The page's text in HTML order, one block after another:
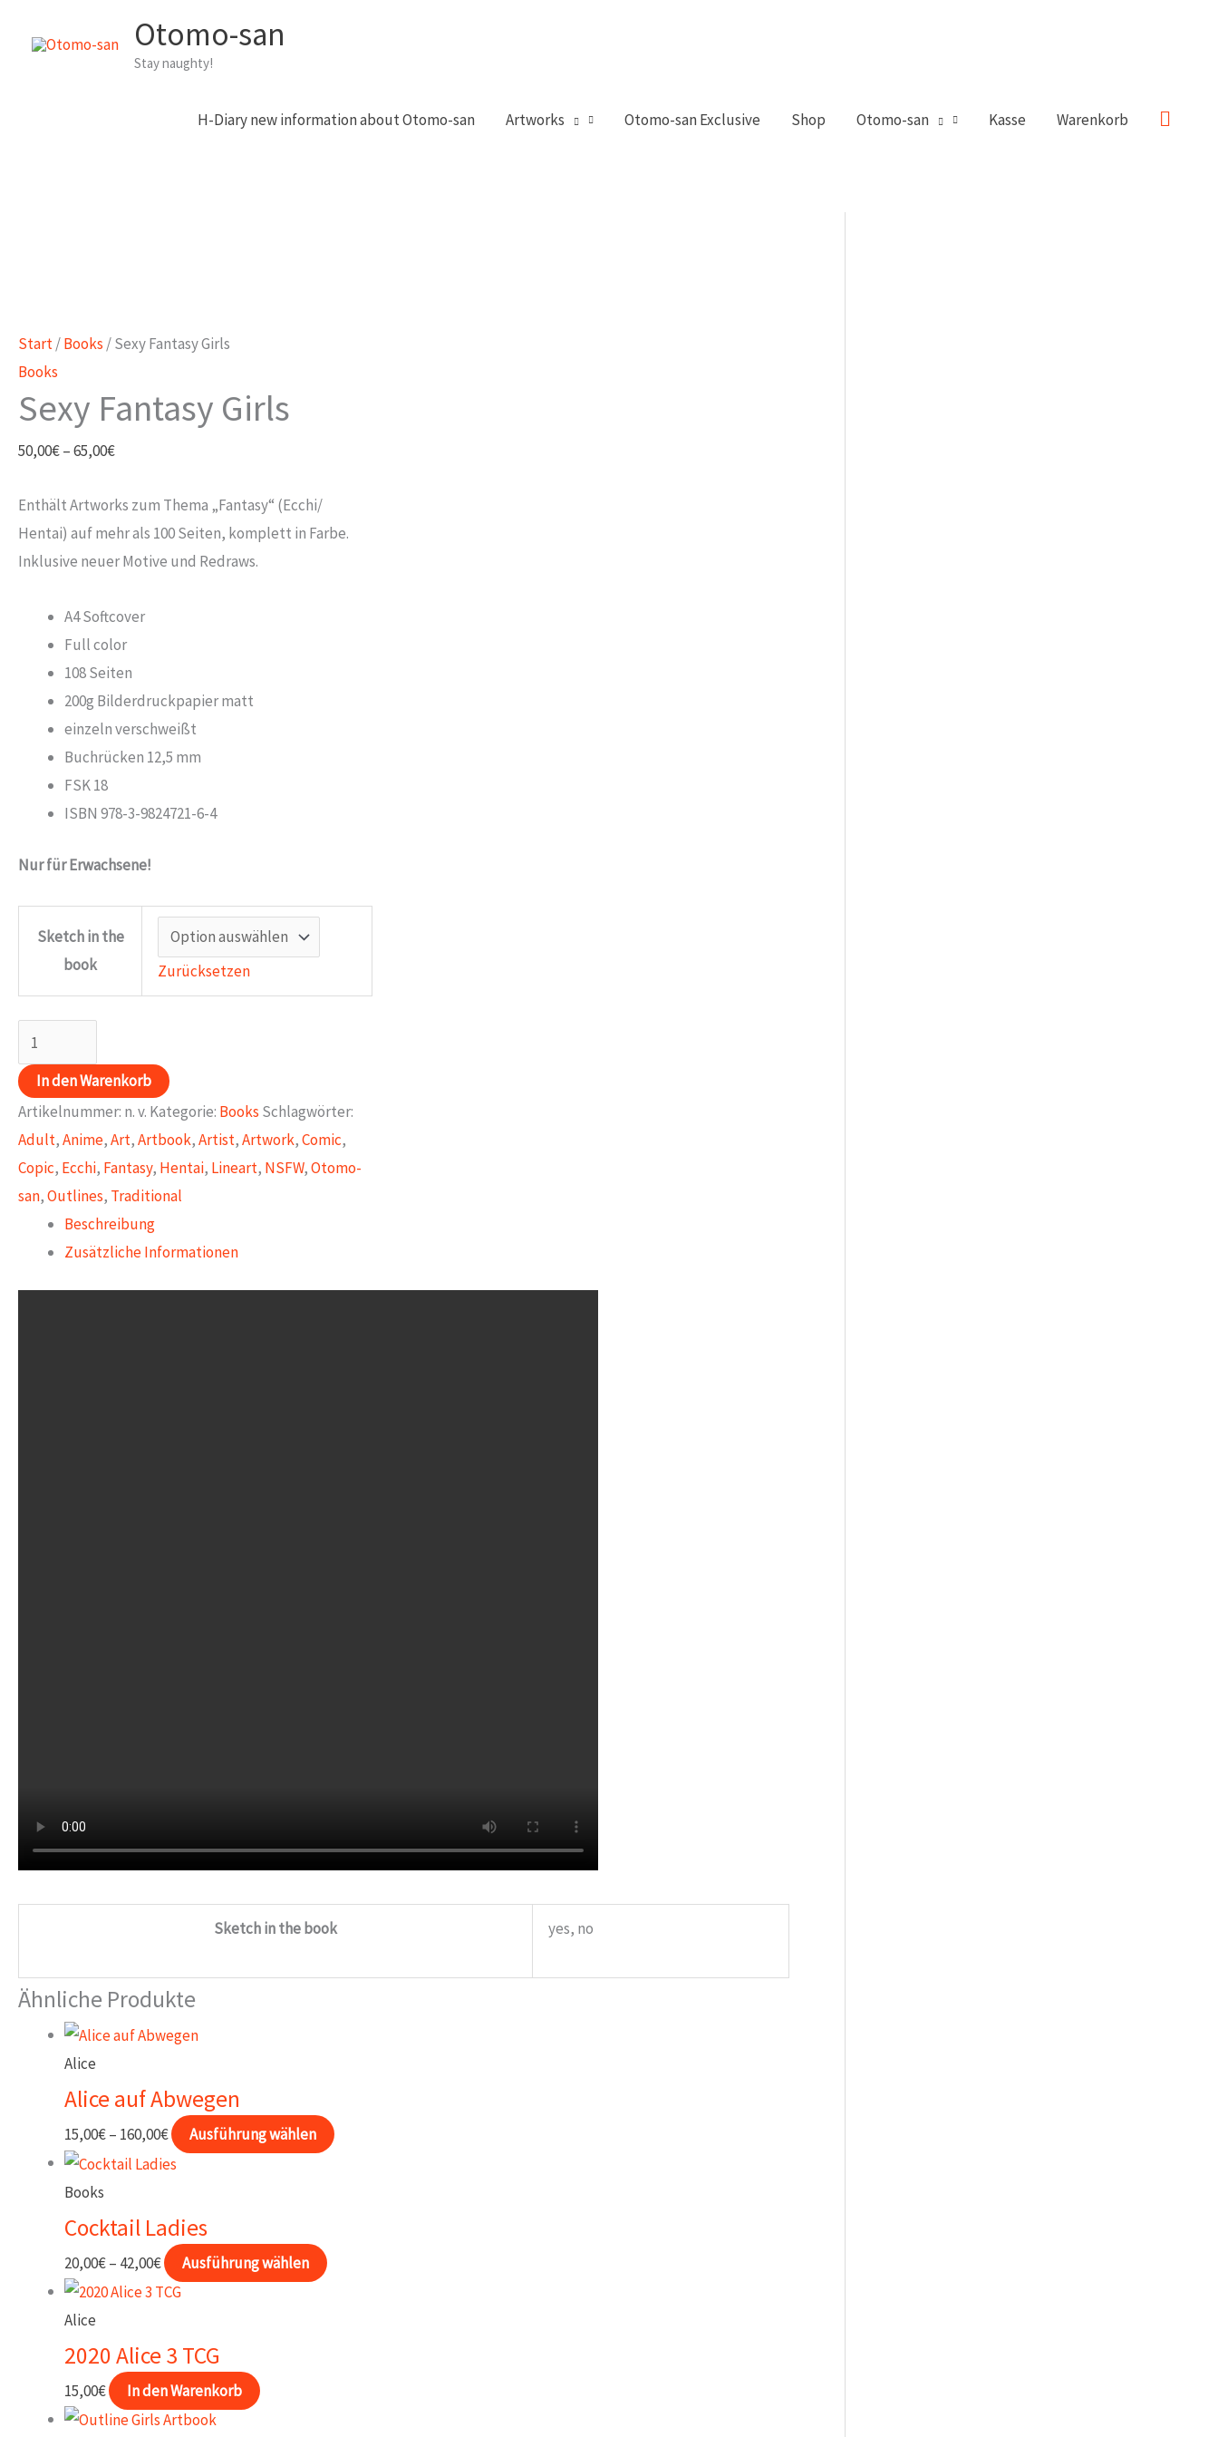
Inhalt
Otomo-san
Stay naughty!
H-Diary new information about Otomo-san Artworks Otomo-san Exclusive Shop Otomo-san Kasse Warenkorb
Start/Books / Sexy Fantasy Girls
Books
Sexy Fantasy Girls
50,00€–65,00€Preisspanne:
bis
65,00€
Enthält Artworks zum Thema „Fantasy“ (Ecchi/
Hentai) auf mehr als 100 Seiten, komplett in Farbe.
Inklusive neuer Motive und Redraws.
A4 Softcover
Full color
108 Seiten
200g Bilderdruckpapier matt
einzeln verschweißt
Buchrücken 12,5 mm
FSK 18
ISBN 978-3-9824721-6-4
Nur für Erwachsene!
Sketch in the
book
Zurücksetzen
Sexy
Fantasy
Girls
Menge
In den Warenkorb
Artikelnummer: n. v. Kategorie: Books Schlagwörter:
Adult,Anime,Art,Artbook,Artist,Artwork,Comic,
Copic, Ecchi, Fantasy, Hentai, Lineart, NSFW,Otomo-
san,Outlines, Traditional
Beschreibung
Zusätzliche Informationen
Sketch in the book yes, no
Ähnliche Produkte
Alice
Alice auf Abwegen
15,00€– 160,00€Preisspanne:
15,00€
160,00€
Ausführung wählen
Dieses
Books
Cocktail Ladies
20,00€– 42,00€Preisspanne:
20,00€
42,00€
Ausführung wählen
Dieses
Alice
2020 Alice 3 TCG
15,00€ In den Warenkorb